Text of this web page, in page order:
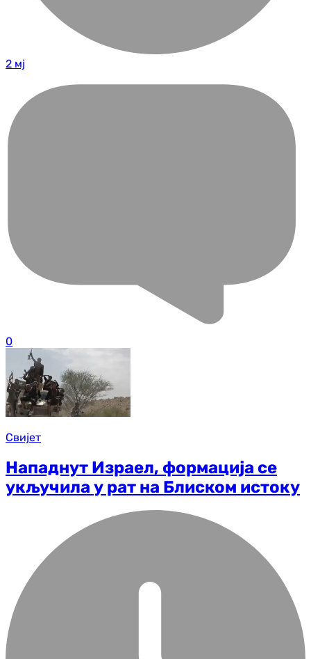
2 мј
0
Свијет
Нападнут Израел, формација се
укључила у рат на Блиском истоку